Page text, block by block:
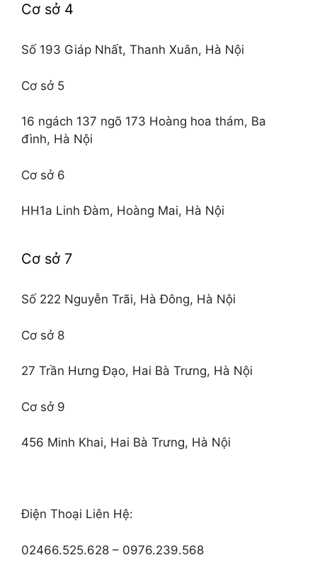
Cơ sở 4
Số 193 Giáp Nhất, Thanh Xuân, Hà Nội
Cơ sở 5
16 ngách 137 ngõ 173 Hoàng hoa thám, Ba
đình, Hà Nội
Cơ sở 6
HH1a Linh Đàm, Hoàng Mai, Hà Nội
Cơ sở 7
Số 222 Nguyễn Trãi, Hà Đông, Hà Nội
Cơ sở 8
27 Trần Hưng Đạo, Hai Bà Trưng, Hà Nội
Cơ sở 9
456 Minh Khai, Hai Bà Trưng, Hà Nội
Điện Thoại Liên Hệ:
02466.525.628 – 0976.239.568